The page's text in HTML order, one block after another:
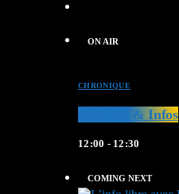
ON AIR
CHRONIQUE
Musique & Infos
12:00 - 12:30
COMING NEXT